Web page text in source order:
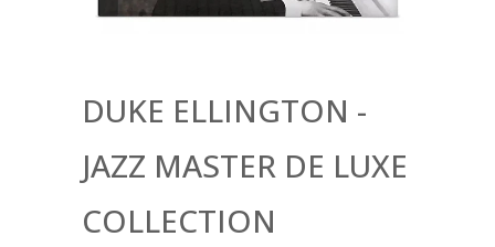
DUKE ELLINGTON -
JAZZ MASTER DE LUXE
COLLECTION